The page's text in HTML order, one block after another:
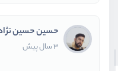
حسین حسین
3 سال پیش